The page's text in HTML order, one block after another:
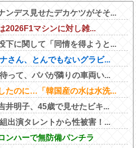
ンデス見せたデカケツがそそ...
2026F1マシンに対し雑...
下に関して「同情を得ようと...
さん、とんでもないグラビ...
って、パパが隣りの車両い...
たのに…「韓国産の水は水洗...
井明子、45歳で見せたビキ...
出演タレントから性被害！...
ンハーで無防備パンチラ